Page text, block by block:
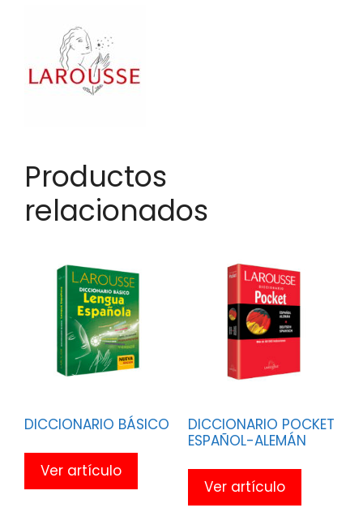
Productos
relacionados
DICCIONARIO BÁSICO
Ver artículo
DICCIONARIO POCKET
ESPAÑOL-ALEMÁN
Ver artículo